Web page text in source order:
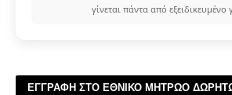
γίνεται πάντα από εξειδικευμένο
ΕΓΓΡΑΦΗ ΣΤΟ ΕΘΝΙΚΟ ΜΗΤΡΩΟ